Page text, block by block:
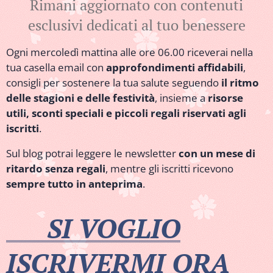
numerosi
altri
problemi
tra cui:...
può andare
al mare, al
lago, in
piscina, si
può uscire
la sera.
Eppure, ci
sentiamo
stanche e
senza voglia
di fare nulla.
Caldo e afa
principali
responsabili
della nostra
perdita di...
modo
minore
tocca anche
gli uomini
toccando
percentuali
totali che
rasentano il
10% di tutta
la
popolazione,
come
malattia al
secondo
posto dopo
il diabete.
Rimani aggiornato con contenuti
esclusivi dedicati al tuo benessere
Ogni mercoledì mattina alle ore 06.00 riceverai nella
tua casella email con approfondimenti affidabili,
consigli per sostenere la tua salute seguendoil ritmo
delle stagioni e delle festività, insieme arisorse
utili, sconti speciali e piccoli regali riservati agli
iscritti.
Sul blog potrai leggere le newslettercon un mese di
ritardo senza regali, mentre gli iscritti ricevono
sempre tutto in anteprima.
👉SI VOGLIO
ISCRIVERMI ORA